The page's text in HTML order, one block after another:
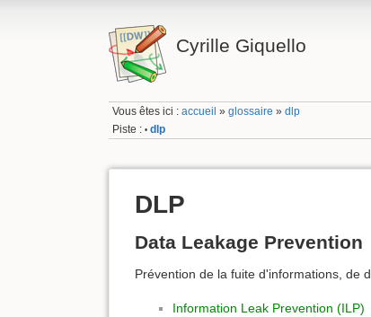
Cyrille Giquello
Vous êtes ici :accueil »glossaire »dlp
Piste : • dlp
DLP
Data Leakage Prevention
Prévention de la fuite d'informations, de
Information Leak Prevention (ILP)